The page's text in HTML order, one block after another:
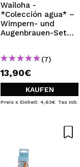
Wailoha -
*Colección agua* –
Wimpern- und
Augenbrauen-Set
(7)
13,90€
KAUFEN
Preis x Einheit: 4,63€ Tax Inb.